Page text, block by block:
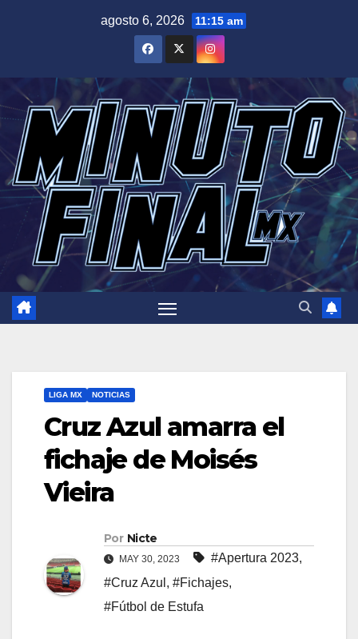
agosto 6, 2026 11:15 am
LIGA MX NOTICIAS
Cruz Azul amarra el
fichaje de Moisés
Vieira
Por Nicte
MAY 30, 2023 #Apertura 2023,
#Cruz Azul , #Fichajes,
#Fútbol de Estufa